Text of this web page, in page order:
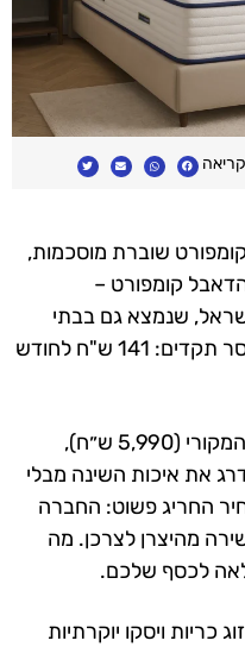
שוברת מוסכמות,
קומפורט –
שנמצא גם בבתי
המלון המובילים בארץ – במחיר חסר תקדים: 141 ש"ח לחודש
מדובר בהנחה של 66% מהמחיר המקורי (5,990 ש״ח),
את איכות השינה מבלי
החריג פשוט: החברה
מהיצרן לצרכן. מה
לכסף שלכם.
כריות ויסקו יוקרתיות